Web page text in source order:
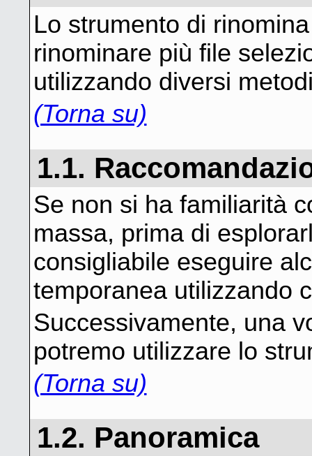
Lo strumento di
rinominare più file
utilizzando diversi
(Torna su)
1.1.
Se non si ha familiarità
massa, prima di
consigliabile eseguire
temporanea utilizzando
Successivamente, una
potremo utilizzare lo
(Torna su)
1.2. Panoramica